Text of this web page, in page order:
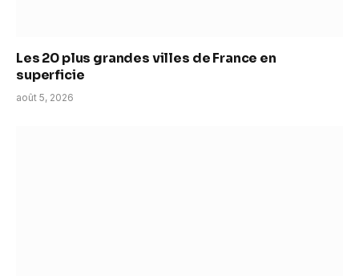
Les 20 plus grandes villes de France en
superficie
août 5, 2026